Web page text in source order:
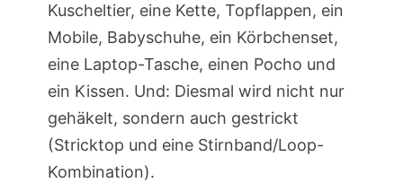
Kuscheltier, eine Kette, Topflappen, ein
Mobile, Babyschuhe, ein Körbchenset,
eine Laptop-Tasche, einen Pocho und
ein Kissen. Und: Diesmal wird nicht nur
gehäkelt, sondern auch gestrickt
(Stricktop und eine Stirnband/Loop-
Kombination).